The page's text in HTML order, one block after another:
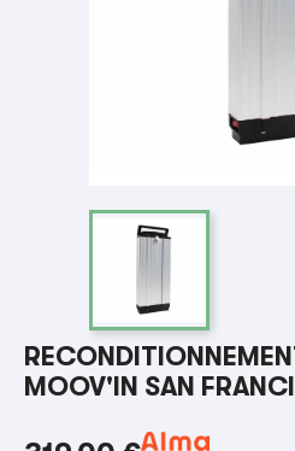
MOOV'IN SAN